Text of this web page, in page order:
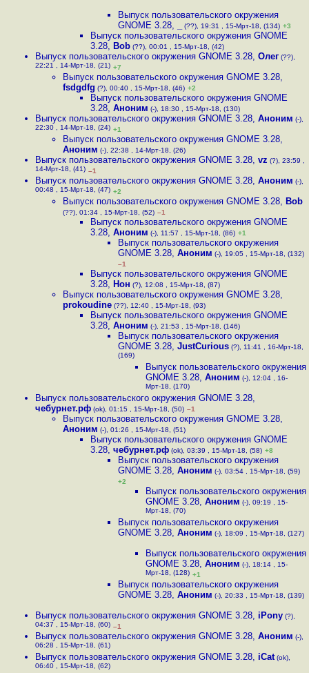
Выпуск пользовательского окружения
GNOME 3.28, (??), 19:31 , 15-Мрт-18, (134) +3
Выпуск пользовательского окружения GNOME
3.28, Bob (??), 00:01 , 15-Мрт-18, (42)
Выпуск пользовательского окружения GNOME 3.28, Олег (??),
22:21 , 14-Мрт-18, (21) +7
Выпуск пользовательского окружения GNOME 3.28,
fsdgdfg (?), 00:40 , 15-Мрт-18, (46) +2
Выпуск пользовательского окружения GNOME
3.28, Аноним (-), 18:30 , 15-Мрт-18, (130)
Выпуск пользовательского окружения GNOME 3.28, Аноним (-),
22:30 , 14-Мрт-18, (24) +1
Выпуск пользовательского окружения GNOME 3.28,
Аноним (-), 22:38 , 14-Мрт-18, (26)
Выпуск пользовательского окружения GNOME 3.28, vz (?), 23:59 ,
14-Мрт-18, (41) –1
Выпуск пользовательского окружения GNOME 3.28, Аноним (-),
00:48 , 15-Мрт-18, (47) +2
Выпуск пользовательского окружения GNOME 3.28, Bob
(??), 01:34 , 15-Мрт-18, (52) –1
Выпуск пользовательского окружения GNOME
3.28, Аноним (-), 11:57 , 15-Мрт-18, (86) +1
Выпуск пользовательского окружения
GNOME 3.28, Аноним (-), 19:05 , 15-Мрт-18, (132)
–1
Выпуск пользовательского окружения GNOME
3.28, Нон (?), 12:08 , 15-Мрт-18, (87)
Выпуск пользовательского окружения GNOME 3.28,
prokoudine (??), 12:40 , 15-Мрт-18, (93)
Выпуск пользовательского окружения GNOME
3.28, Аноним (-), 21:53 , 15-Мрт-18, (146)
Выпуск пользовательского окружения
GNOME 3.28, JustCurious (?), 11:41 , 16-Мрт-18,
(169)
Выпуск пользовательского окружения
GNOME 3.28, Аноним (-), 12:04 , 16-
Мрт-18, (170)
Выпуск пользовательского окружения GNOME 3.28,
чебурнет.рф (ok), 01:15 , 15-Мрт-18, (50) –1
Выпуск пользовательского окружения GNOME 3.28,
Аноним (-), 01:26 , 15-Мрт-18, (51)
Выпуск пользовательского окружения GNOME
3.28, чебурнет.рф (ok), 03:39 , 15-Мрт-18, (58) +8
Выпуск пользовательского окружения
GNOME 3.28, Аноним (-), 03:54 , 15-Мрт-18, (59)
+2
Выпуск пользовательского окружения
GNOME 3.28, Аноним (-), 09:19 , 15-
Мрт-18, (70)
Выпуск пользовательского окружения
GNOME 3.28, Аноним (-), 18:09 , 15-Мрт-18, (127)
Выпуск пользовательского окружения
GNOME 3.28, Аноним (-), 18:14 , 15-
Мрт-18, (128) +1
Выпуск пользовательского окружения
GNOME 3.28, Аноним (-), 20:33 , 15-Мрт-18, (139)
Выпуск пользовательского окружения GNOME 3.28, iPony (?),
04:37 , 15-Мрт-18, (60) –1
Выпуск пользовательского окружения GNOME 3.28, Аноним (-),
06:28 , 15-Мрт-18, (61)
Выпуск пользовательского окружения GNOME 3.28, iCat (ok),
06:40 , 15-Мрт-18, (62)